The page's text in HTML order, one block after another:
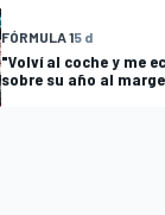
FÓRMULA 15 d
"Volví al coche y me
sobre su año al